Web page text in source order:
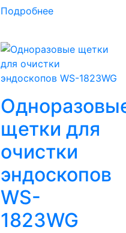
Подробнее
щетки для
очистки
эндоскопов
WS-
1823WG